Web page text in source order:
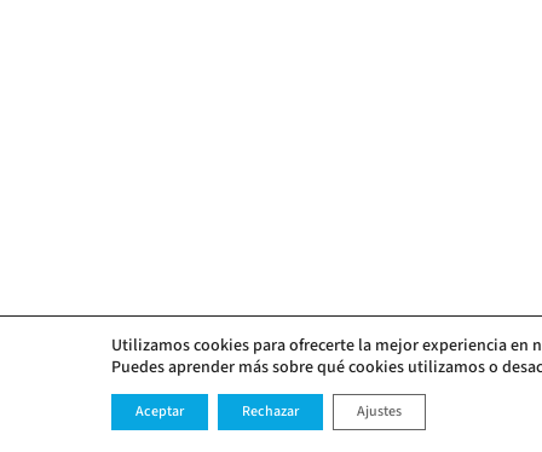
Utilizamos cookies para ofrecerte la mejor experiencia en
Puedes aprender más sobre qué cookies utilizamos o
Aceptar Rechazar Ajustes